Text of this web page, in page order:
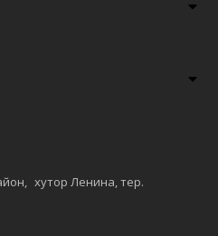
хутор Ленина, тер.